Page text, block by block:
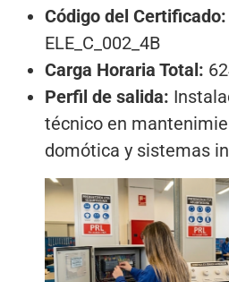
Código del Certificado:
ELE_C_002_4B
Carga Horaria Total:
Perfil de salida:
técnico en
domótica y sistemas